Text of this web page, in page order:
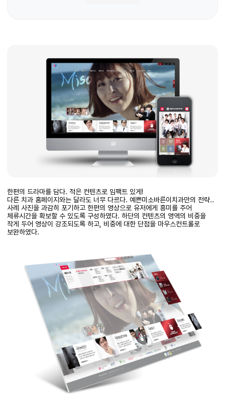
한편의 드라마를 담다. 적은 컨텐츠로 임팩트 있게 !
다른 치과 홈페이지와는 달라도 너무 다르다. 예쁜미소바른이치과만의 전략..
사례 사진을 과감히 포기하고 한편의 영상으로 유저에게 흥미를 주어
체류시간을 확보할 수 있도록 구성하였다. 하단의 컨텐츠의 영역의 비중을
작게 두어 영상이 강조되도록 하고, 비중에 대한 단점을 마우스컨트롤로
보완하였다.